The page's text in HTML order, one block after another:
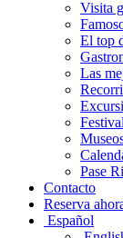
Visita
El top
Las
Pase
Contacto
Reserva
Español